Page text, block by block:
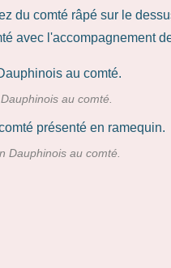
du comté râpé sur le
avec l'accompagnement
au comté.
Dauphinois au comté.